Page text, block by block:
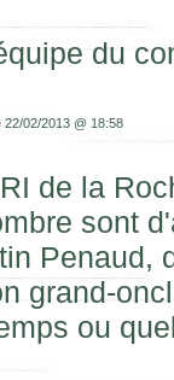
du
22/02/2013 @ 18:58
de la
sont
Penaud,
grand-
ou